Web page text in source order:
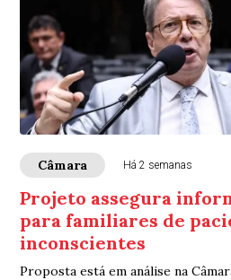
Câmara Há 2 semanas
Projeto assegura
para familiares de
inconscientes
Proposta está em análise na